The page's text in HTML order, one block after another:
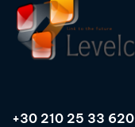
+30 210 25 33 620